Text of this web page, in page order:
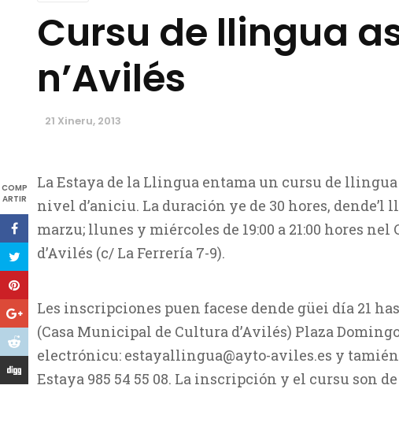
Cursu de llingua
n’Avilés
21 Xineru, 2013
COMP
ARTIR
La Estaya de la Llingua entama un cursu de llingua
nivel d’aniciu. La duración ye de 30 hores, dende’l
marzu; llunes y miércoles de 19:00 a 21:00 hores
d’Avilés (c/ La Ferrería 7-9).
Les inscripciones puen facese dende güei día 21
(Casa Municipal de Cultura d’Avilés) Plaza
electrónicu: estayallingua@ayto-aviles.es y
Estaya 985 54 55 08. La inscripción y el cursu son